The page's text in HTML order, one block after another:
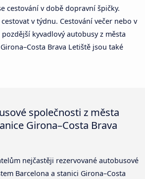
cestování v době dopravní špičky.
v týdnu. Cestování večer nebo v
kyvadlový autobusy z města
Brava Letiště jsou také
společnosti z města
Girona–Costa Brava
nejčastěji rezervované autobusové
Barcelona a stanici Girona–Costa